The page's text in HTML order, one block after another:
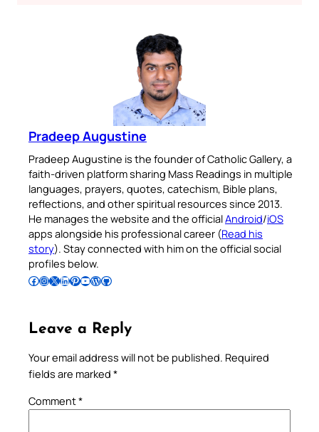
Pradeep Augustine
Pradeep Augustine is the founder of Catholic Gallery, a
faith-driven platform sharing Mass Readings in multiple
languages, prayers, quotes, catechism, Bible plans,
reflections, and other spiritual resources since 2013.
He manages the website and the officialAndroid/iOS
apps alongside his professional career (Read his
story). Stay connected with him on the official social
profiles below.
Follow Pradeep on Facebook Follow Pradeep on InstagramFollow Pradeep on X Follow Pradeep on LinkedIn Follow Pradeep on Pinterest Subscribe to Pradeep’s Youtube Channel Follow Pradeep on WordPress Follow Pradeep on GitHub
Leave a Reply
Your email address will not be published. Required
fields are marked *
Comment*